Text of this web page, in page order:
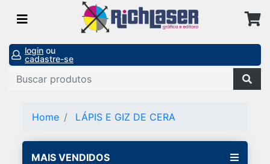
login ou
cadastre-se
Home LÁPIS E GIZ DE CERA
MAIS VENDIDOS